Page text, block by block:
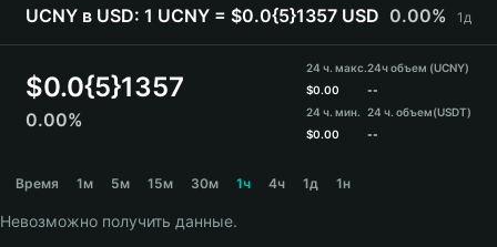
Bahasa Indonesia
ภาษาไทย
Español
Español (Argentina)
UCNY в USD: 1 UCNY = $0.0{5}1357 USD 0.00% 1д
$0.0{5}1357
0.00%
24 ч. макс.
$0.00
24 ч. мин.
$0.00
24ч объем (UCNY)
--
24 ч. объем(USDT)
--
Время 1м 5м 15м 30м 1ч 4ч 1д 1н
Невозможно получить данные.